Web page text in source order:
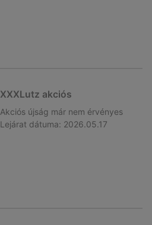
XXXLutz akciós
Akciós újság már nem érvényes
Lejárat dátuma: 2026.05.17